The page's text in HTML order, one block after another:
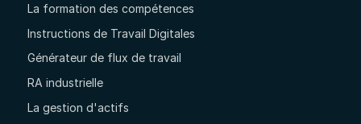
La formation des compétences
Instructions de Travail Digitales
Générateur de flux de travail
RA industrielle
La gestion d'actifs